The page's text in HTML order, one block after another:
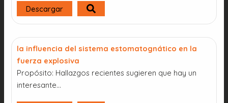
Descargar
la influencia del sistema estomatognático en la
fuerza explosiva
Propósito: Hallazgos recientes sugieren que hay un
interesante...